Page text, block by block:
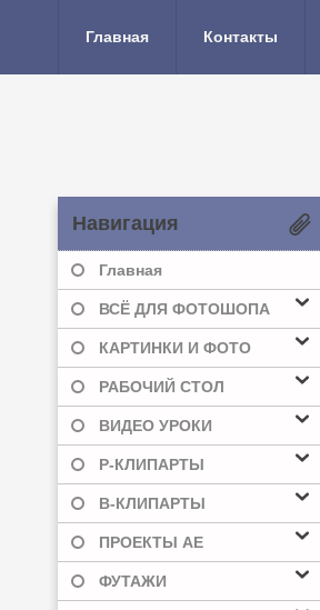
Главная Контакты
Навигация
Главная
ВСЁ ДЛЯ ФОТОШОПА
КАРТИНКИ И ФОТО
РАБОЧИЙ СТОЛ
ВИДЕО УРОКИ
Р-КЛИПАРТЫ
В-КЛИПАРТЫ
ПРОЕКТЫ AE
ФУТАЖИ